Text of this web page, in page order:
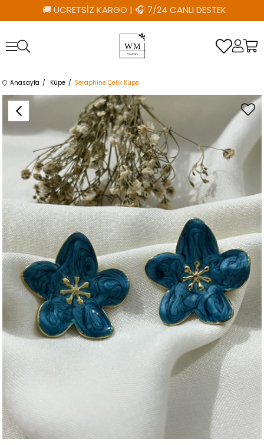
🚚 ÜCRETSİZ KARGO | 🎧 7/24 CANLI DESTEK
Anasayfa Küpe Seraphine Çelik Küpe